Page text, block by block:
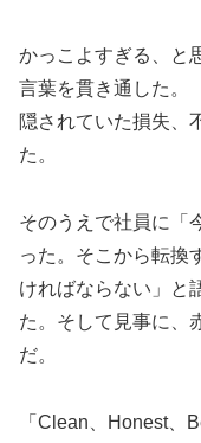
かっこよすぎる、と
言葉を貫き通した。
隠されていた損失、
た。
そのうえで社員に「
った。そこから転換
ければならない」と
た。そして見事に、
だ。
「Clean、Honest、